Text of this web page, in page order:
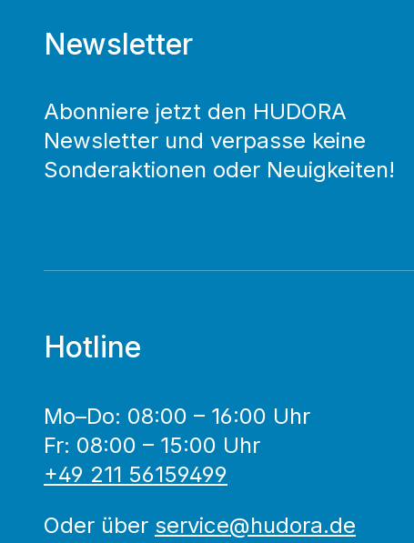
Newsletter
Abonniere jetzt den HUDORA
Newsletter und verpasse keine
Sonderaktionen oder Neuigkeiten!
Hotline
Mo–Do: 08:00 – 16:00 Uhr
Fr: 08:00 – 15:00 Uhr
+49 211 56159499
Oder über service@hudora.de